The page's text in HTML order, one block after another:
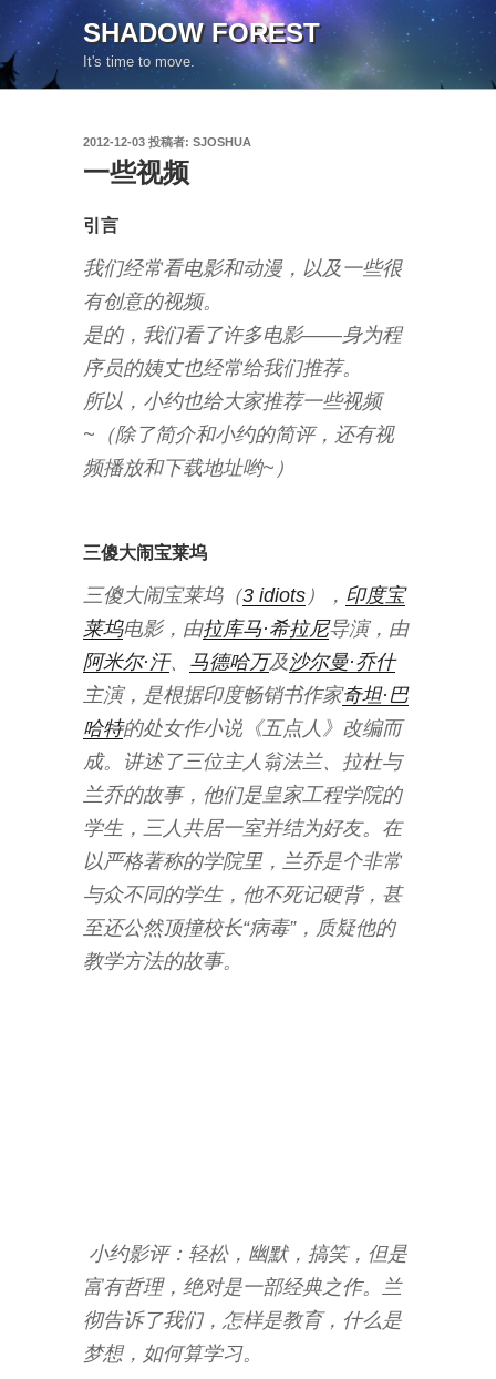
ン
テ
ン
SHADOW FOREST
It's time to move.
投
2012-12-03投稿者: SJOSHUA
一些视频
引言
我们经常看电影和动漫，以及一些很
有创意的视频。
是的，我们看了许多电影——身为程
序员的姨丈也经常给我们推荐。
所以，小约也给大家推荐一些视频
~（除了简介和小约的简评，还有视
频播放和下载地址哟~）
三傻大闹宝莱坞
三傻大闹宝莱坞（3 idiots）， 印度宝
莱坞电影，由拉库马·希拉尼导演，由
阿米尔·汗、 马德哈万及沙尔曼·乔什
主演，是根据印度畅销书作家奇坦·巴
哈特的处女作小说《五点人》改编而
成。讲述了三位主人翁法兰、拉杜与
兰乔的故事，他们是皇家工程学院的
学生，三人共居一室并结为好友。在
以严格著称的学院里，兰乔是个非常
与众不同的学生，他不死记硬背，甚
至还公然顶撞校长“病毒”，质疑他的
教学方法的故事。
小约影评：轻松，幽默，搞笑，但是
富有哲理，绝对是一部经典之作。兰
彻告诉了我们，怎样是教育，什么是
梦想，如何算学习。